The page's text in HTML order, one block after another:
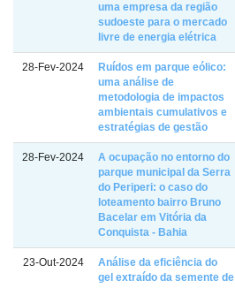
uma empresa da região
sudoeste para o mercado
livre de energia elétrica
28-Fev-2024
Ruídos em parque eólico:
uma análise de
metodologia de impactos
ambientais cumulativos e
estratégias de gestão
28-Fev-2024
A ocupação no entorno do
parque municipal da Serra
do Periperi: o caso do
loteamento bairro Bruno
Bacelar em Vitória da
Conquista - Bahia
23-Out-2024
Análise da eficiência do
gel extraído da semente de